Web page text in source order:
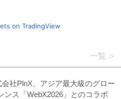
on TradingView
一覧
会社PlnX、アジア最大級のグロー
ンス「WebX2026」とのコラボ